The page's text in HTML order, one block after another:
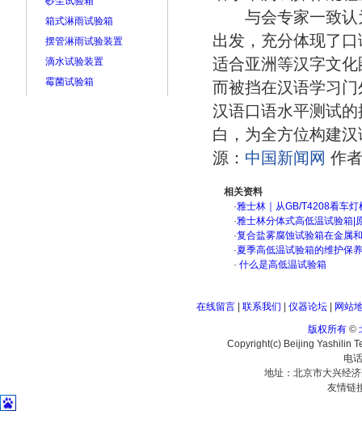
箱式淋雨试验箱
摆管淋雨试验装置
滴水试验装置
霉菌试验箱
与会专家一致认
出发，充分体现了
适合亚洲等汉字文
而被挡在汉语学习
汉语口语水平测试
白，为全方位构建
源： 中国新闻网 作
相关资料
·雅士林｜从GB/T4208看车
·雅士林分体式高低温试验箱|
·复合盐雾腐蚀试验箱在金属
·夏季高低温试验箱的维护保
· 什么是高低温试验箱
在线留言| 联系我们 仪器论坛|
网站
版权所有©
Copyright(c) Beijing Yashilin
电
地址：北京市大兴经
友情链